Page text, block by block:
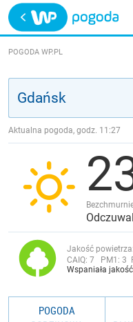
Trwa ładowanie
POLSKA
JAKOŚĆ POWIETRZA
POGODA WP.PL
Aktualna pogoda, godz. 11:27
Jakość powietrza:
CAIQ: 7 PM1: 3
Wspaniała
POGODA